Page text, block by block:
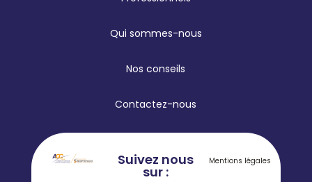
Qui sommes-nous
Nos conseils
Contactez-nous
Suivez nous
sur :
Mentions légales